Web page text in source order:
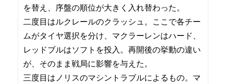
を替え、序盤の順位が大きく入れ替わった。
二度目はルクレールのクラッシュ。ここで各チー
ムがタイヤ選択を分け、マクラーレンはハード、
レッドブルはソフトを投入。再開後の挙動の違い
が、そのまま戦局に影響を与えた。
三度目はノリスのマシントラブルによるもの。マ